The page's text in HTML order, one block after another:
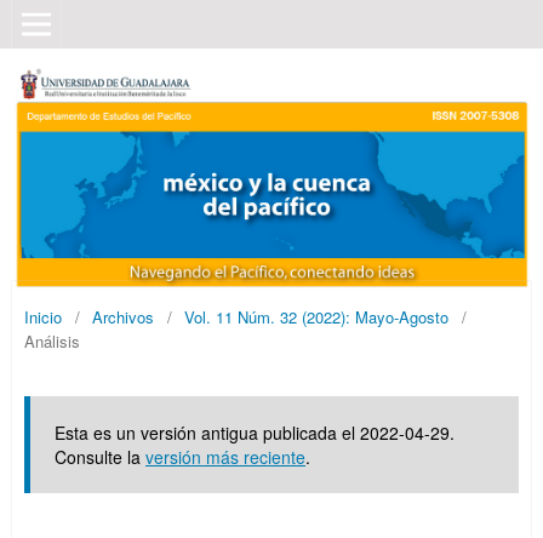
Inicio / Archivos / Vol. 11 Núm. 32 (2022): Mayo-Agosto /
Análisis
Esta es un versión antigua publicada el 2022-04-29.
Consulte la versión más reciente.